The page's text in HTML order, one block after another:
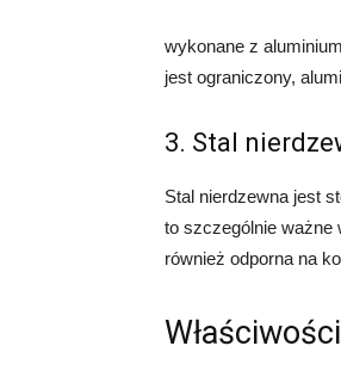
wykonane z
jest ograniczony,
3. Stal
Stal nierdzewna jest
to szczególnie ważne
również odporna na